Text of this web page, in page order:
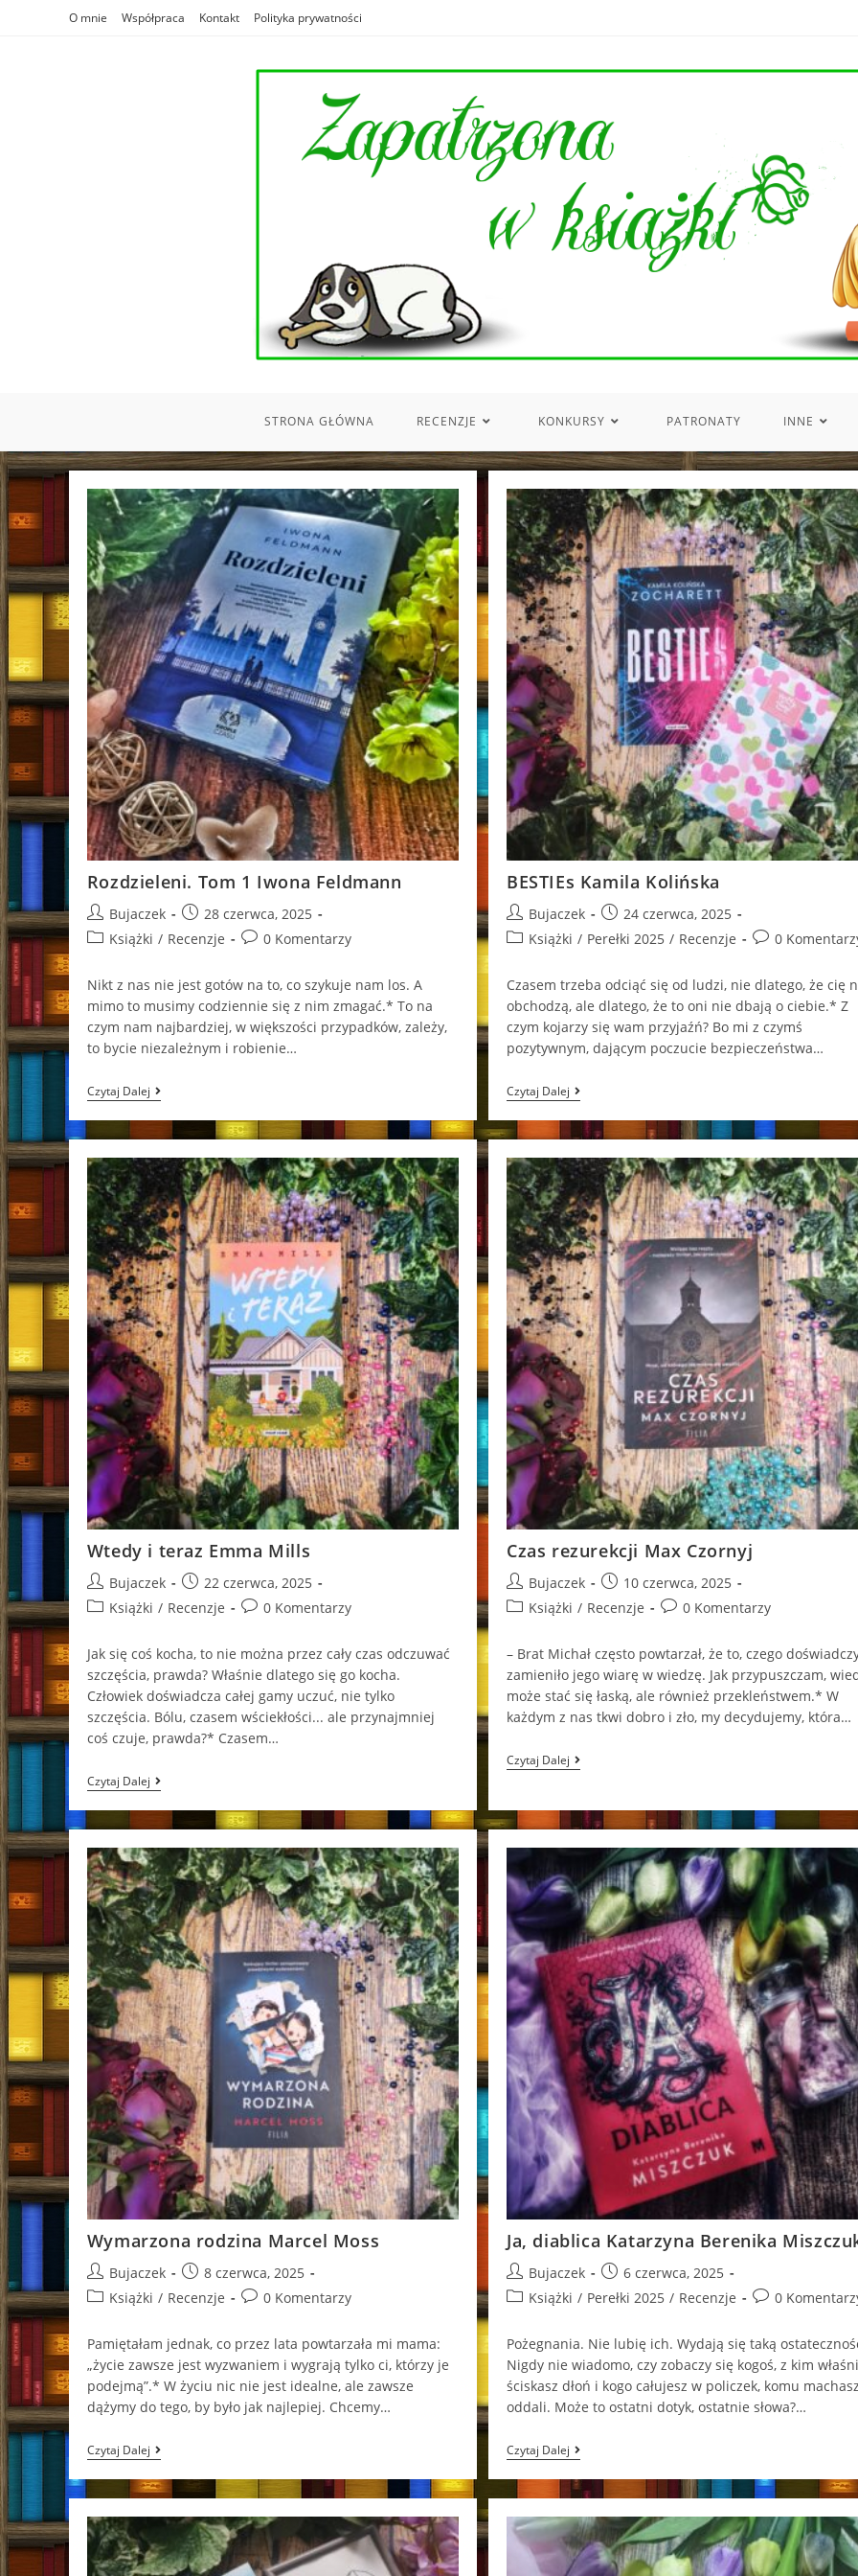
O mnie Współpraca Kontakt Polityka prywatności
STRONA GŁÓWNA RECENZJE KONKURSY PATRONATY INNE
Rozdzieleni. Tom 1 Iwona Feldmann
Post
author:
Bujaczek
Post
published:
28 czerwca, 2025
PostKsiążki / Recenzje
Post0 Komentarzy
Nikt z nas nie jest gotów na to, co szykuje nam los. A
mimo to musimy codziennie się z nim zmagać.* To na
czym nam najbardziej, w większości przypadków, zależy,
to bycie niezależnym i robienie…
Czytaj DalejRozdzieleni.
Tom
1
Iwona
BESTIEs Kamila Kolińska
Post
author:
Bujaczek
Post
published:
24 czerwca, 2025
PostKsiążki / Perełki 2025 / Recenzje
Post0
Czasem trzeba odciąć się od ludzi, nie dlatego, że cię
obchodzą, ale dlatego, że to oni nie dbają o ciebie.* Z
czym kojarzy się wam przyjaźń? Bo mi z czymś
pozytywnym, dającym poczucie bezpieczeństwa…
Czytaj Dalej BESTIEs
Kamila
Kolińska
Wtedy i teraz Emma Mills
Post
author:
Bujaczek
Post
published:
22 czerwca, 2025
PostKsiążki / Recenzje
Post0 Komentarzy
Jak się coś kocha, to nie można przez cały czas odczuwać
szczęścia, prawda? Właśnie dlatego się go kocha.
Człowiek doświadcza całej gamy uczuć, nie tylko
szczęścia. Bólu, czasem wściekłości... ale przynajmniej
coś czuje, prawda?* Czasem…
Czytaj DalejWtedy
I
Teraz
Emma
Czas rezurekcji Max Czornyj
Post
author:
Bujaczek
Post
published:
10 czerwca, 2025
PostKsiążki / Recenzje
Post0 Komentarzy
– Brat Mi­chał czę­sto po­wta­rzał, że to, czego
za­mie­ni­ło jego wiarę w wie­dzę. Jak przy­pusz­czam,
może stać się łaską, ale rów­nież prze­kleń­stwem.* W
każdym z nas tkwi dobro i zło, my decydujemy, która…
Czytaj Dalej Czas
Rezurekcji
Czornyj
Wymarzona rodzina Marcel Moss
Post
author:
Bujaczek
Post
published:
8 czerwca, 2025
PostKsiążki / Recenzje
Post0 Komentarzy
Pa­mię­ta­łam jed­nak, co przez lata po­wta­rza­ła mi mama:
„życie za­wsze jest wy­zwa­niem i wy­gra­ją tylko ci, któ­rzy je
po­dej­mą”.* W życiu nic nie jest idealne, ale zawsze
dążymy do tego, by było jak najlepiej. Chcemy…
Czytaj DalejWymarzona
Rodzina
Marcel
Moss
Ja, diablica Katarzyna Berenika
Post
author:
Bujaczek
Post
published:
6 czerwca, 2025
PostKsiążki / Perełki 2025 / Recenzje
Post0
Pożegnania. Nie lubię ich. Wydają się taką
Nigdy nie wiadomo, czy zobaczy się kogoś, z kim
ściskasz dłoń i kogo całujesz w policzek, komu
oddali. Może to ostatni dotyk, ostatnie słowa?…
Czytaj Dalej Ja,
Diablica
Katarzyna
Berenika